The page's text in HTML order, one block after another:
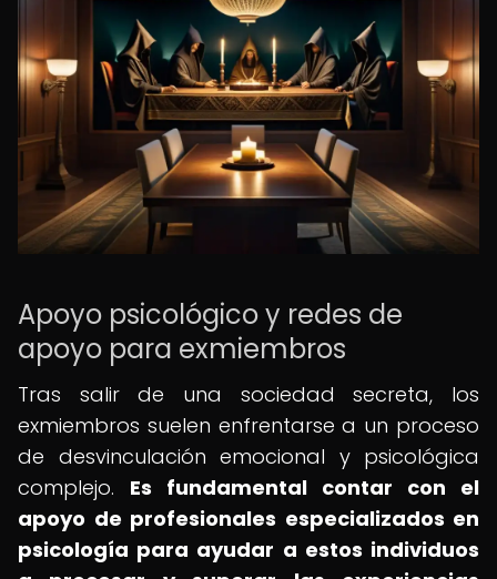
Apoyo psicológico y redes de
apoyo para exmiembros
Tras salir de una sociedad secreta, los
exmiembros suelen enfrentarse a un proceso
de desvinculación emocional y psicológica
complejo. Es fundamental contar con el
apoyo de profesionales especializados en
psicología para ayudar a estos individuos